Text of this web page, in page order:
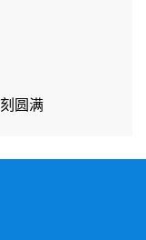
圆满